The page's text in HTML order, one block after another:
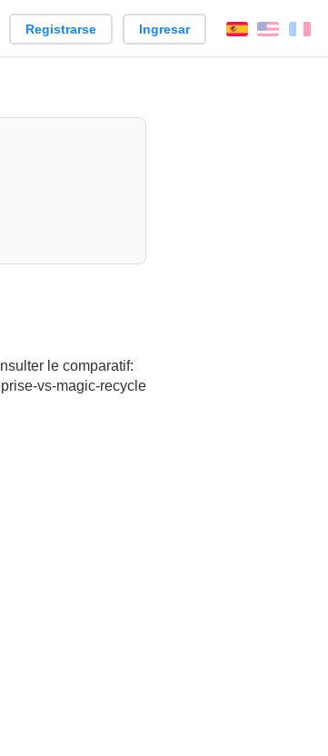
Registrarse Ingresar EspañolEnglish
le comparatif:
vs-magic-recycle